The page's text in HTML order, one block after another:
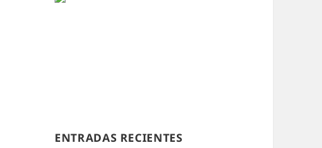
ENTRADAS RECIENTES